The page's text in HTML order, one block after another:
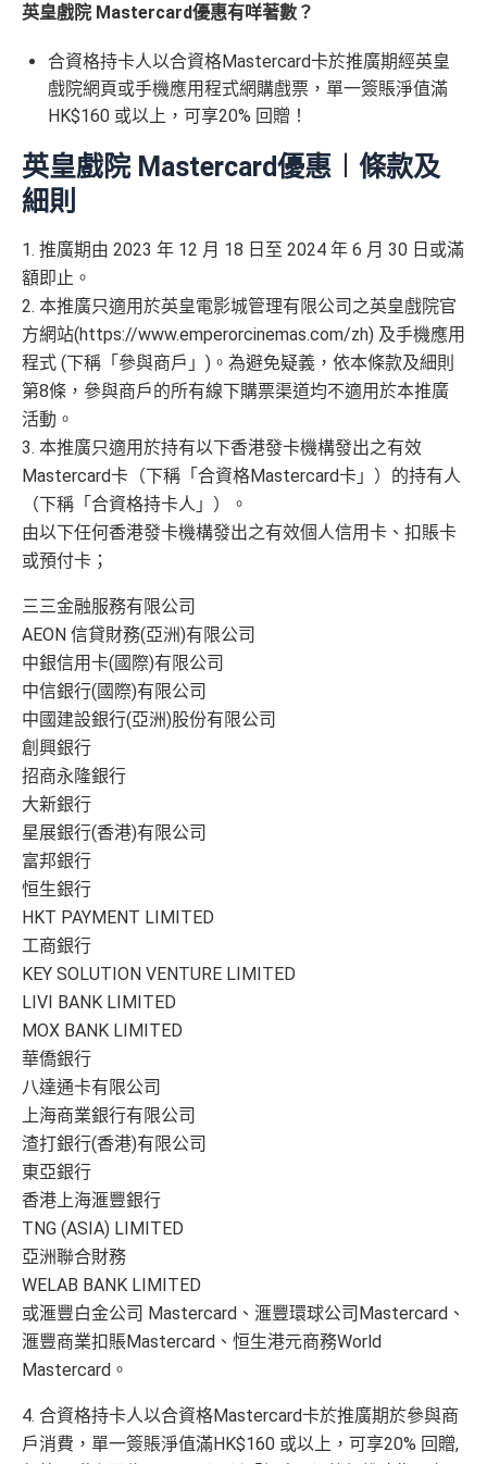
英皇戲院 Mastercard優惠有咩著數？
合資格持卡人以合資格Mastercard卡於推廣期經英皇
戲院網頁或手機應用程式網購戲票，單一簽賬淨值滿
HK$160 或以上，可享20% 回贈！
英皇戲院 Mastercard優惠 ︱條款及
細則
1. 推廣期由 2023 年 12 月 18 日至 2024 年 6 月 30 日或滿
額即止。
2. 本推廣只適用於英皇電影城管理有限公司之英皇戲院官
方網站(https://www.emperorcinemas.com/zh) 及手機應用
程式 (下稱「參與商戶」)。為避免疑義，依本條款及細則
第8條，參與商戶的所有線下購票渠道均不適用於本推廣
活動。
3. 本推廣只適用於持有以下香港發卡機構發出之有效
Mastercard卡（下稱「合資格Mastercard卡」）的持有人
（下稱「合資格持卡人」）。
由以下任何香港發卡機構發出之有效個人信用卡、扣賬卡
或預付卡；
三三金融服務有限公司
AEON 信貸財務(亞洲)有限公司
中銀信用卡(國際)有限公司
中信銀行(國際)有限公司
中國建設銀行(亞洲)股份有限公司
創興銀行
招商永隆銀行
大新銀行
星展銀行(香港)有限公司
富邦銀行
恒生銀行
HKT PAYMENT LIMITED
工商銀行
KEY SOLUTION VENTURE LIMITED
LIVI BANK LIMITED
MOX BANK LIMITED
華僑銀行
八達通卡有限公司
上海商業銀行有限公司
渣打銀行(香港)有限公司
東亞銀行
香港上海滙豐銀行
TNG (ASIA) LIMITED
亞洲聯合財務
WELAB BANK LIMITED
或滙豐白金公司 Mastercard、滙豐環球公司Mastercard、
滙豐商業扣賬Mastercard、恒生港元商務World
Mastercard。
4. 合資格持卡人以合資格Mastercard卡於推廣期於參與商
戶消費，單一簽賬淨值滿HK$160 或以上，可享20% 回贈,